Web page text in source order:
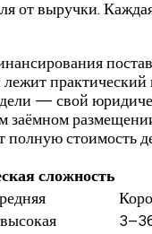
от выручки.
— свой
заёмном
стоимость
сложность